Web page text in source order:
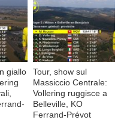
giallo
Tour, show sul
Massiccio Centrale:
Vollering ruggisce a
Belleville, KO
Ferrand-Prévot